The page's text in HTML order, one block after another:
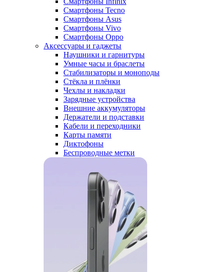
Смартфоны Tecno
Смартфоны Asus
Смартфоны Vivo
Смартфоны Oppo
Аксессуары и гаджеты
Наушники и гарнитуры
Умные часы и браслеты
Стабилизаторы и моноподы
Стёкла и плёнки
Чехлы и накладки
Зарядные устройства
Внешние аккумуляторы
Держатели и подставки
Кабели и переходники
Карты памяти
Диктофоны
Беспроводные метки